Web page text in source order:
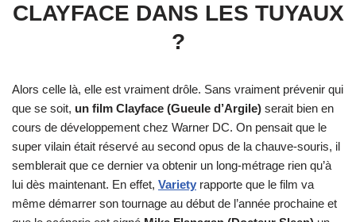
CLAYFACE DANS LES TUYAUX
?
Alors celle là, elle est vraiment drôle. Sans vraiment prévenir qui
que se soit, un film Clayface (Gueule d’Argile) serait bien en
cours de développement chez Warner DC. On pensait que le
super vilain était réservé au second opus de la chauve-souris, il
semblerait que ce dernier va obtenir un long-métrage rien qu’à
lui dès maintenant. En effet, Variety rapporte que le film va
même démarrer son tournage au début de l’année prochaine et